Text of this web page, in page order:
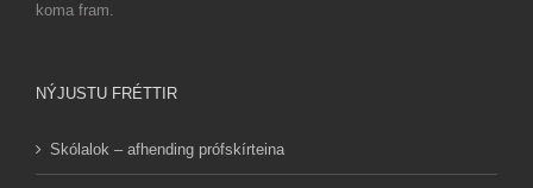
koma fram.
NÝJUSTU FRÉTTIR
Skólalok – afhending prófskírteina